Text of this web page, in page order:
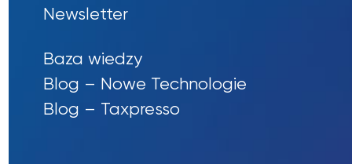
Newsletter
Baza wiedzy
Blog – Nowe Technologie
Blog – Taxpresso